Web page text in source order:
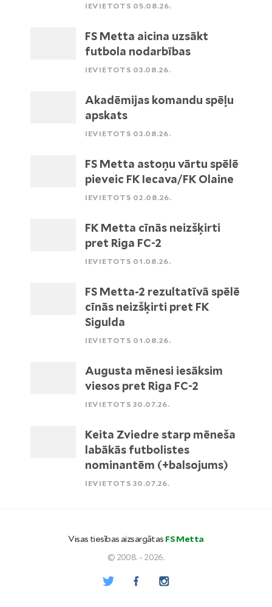
IEVIETOTS 05.08.26.
FS Metta aicina uzsākt
futbola nodarbības
IEVIETOTS 03.08.26.
Akadēmijas komandu spēļu
apskats
IEVIETOTS 03.08.26.
FS Metta astoņu vārtu spēlē
pieveic FK Iecava/FK Olaine
IEVIETOTS 02.08.26.
FK Metta cīnās neizšķirti
pret Riga FC-2
IEVIETOTS 01.08.26.
FS Metta-2 rezultatīvā spēlē
cīnās neizšķirti pret FK
Sigulda
IEVIETOTS 01.08.26.
Augusta mēnesi iesāksim
viesos pret Riga FC-2
IEVIETOTS 30.07.26.
Keita Zviedre starp mēneša
labākās futbolistes
nominantēm (+balsojums)
IEVIETOTS 30.07.26.
Visas tiesības aizsargātas FS Metta
© 2008. - 2026.